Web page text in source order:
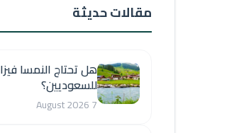
مقالات حديثة
هل تحتاج النمسا فيزا
للسعوديين؟
7 August 2026